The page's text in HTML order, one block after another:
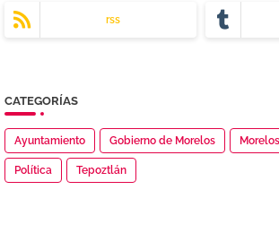
rss
CATEGORÍAS
Ayuntamiento Gobierno de Morelos Morelos
Política Tepoztlán